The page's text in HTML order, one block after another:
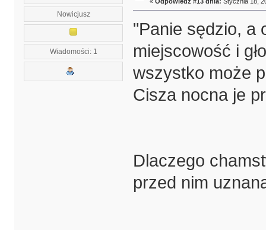
Nowicjusz
Wiadomości: 1
"Panie sędzio, a
miejscowość i
wszystko może
Cisza nocna je
Dlaczego
przed nim